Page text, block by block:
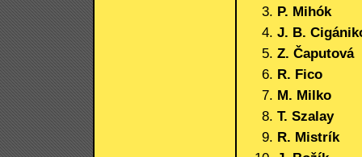
P. Mihók
J. B.
Z. Čaputová
R. Fico
M. Milko
T. Szalay
R. Mistrík